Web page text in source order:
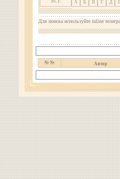
ВСЕ А Б В Г Д
Для поиска используйте inline
№ № Автор